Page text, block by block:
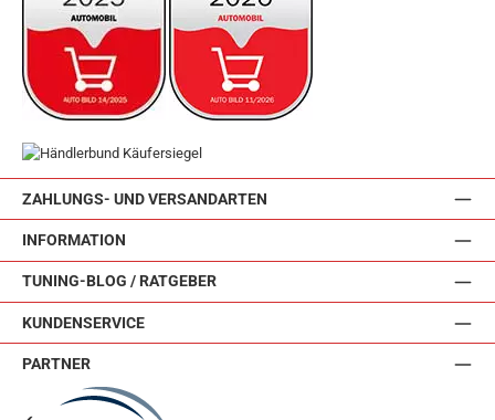
ZAHLUNGS- UND VERSANDARTEN
INFORMATION
TUNING-BLOG / RATGEBER
KUNDENSERVICE
PARTNER